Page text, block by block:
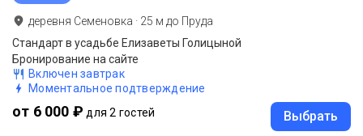
деревня Семеновка · 25 м до Пруда
Стандарт в усадьбе Елизаветы Голицыной
Бронирование на сайте
Включен завтрак
Моментальное подтверждение
от 6 000 ₽ для 2 гостей Выбрать